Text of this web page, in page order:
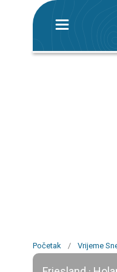
Početak / Vrijeme